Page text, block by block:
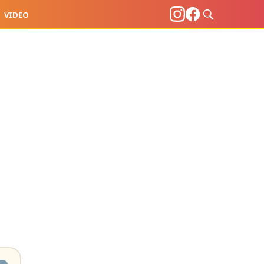
VIDEO